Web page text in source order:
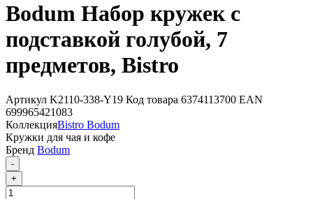
Bodum Набор кружек с
подставкой голубой, 7
предметов, Bistro
Артикул K2110-338-Y19 Код товара 6374113700 EAN
699965421083
КоллекцияBistro Bodum
Кружки для чая и кофе
Бренд Bodum
-
+